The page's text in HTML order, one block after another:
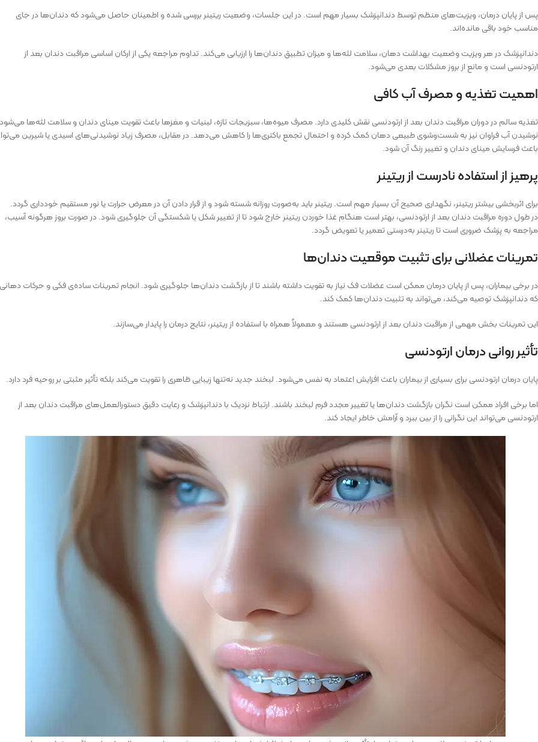
پس از پایان درمان، ویزیت‌های منظم توسط دندانپزشک بسیار مهم است. در این جلسات، وضعیت ریتینر بررسی شده و اطمینان حاصل می‌شود که دندان‌ها در جای
مناسب خود باقی مانده‌اند.
دندانپزشک در هر ویزیت وضعیت بهداشت دهان، سلامت لثه‌ها و میزان تطبیق دندان‌ها را ارزیابی می‌کند. تداوم مراجعه یکی از ارکان اساسی مراقبت دندان بعد از
ارتودنسی است و مانع از بروز مشکلات بعدی می‌شود.
اهمیت تغذیه و مصرف آب کافی
تغذیه سالم در دوران مراقبت دندان بعد از ارتودنسی نقش کلیدی دارد. مصرف میوه‌ها، سبزیجات تازه، لبنیات و مغزها باعث تقویت مینای دندان و سلامت لثه‌ها
نوشیدن آب فراوان نیز به شست‌وشوی طبیعی دهان کمک کرده و احتمال تجمع باکتری‌ها را کاهش می‌دهد. در مقابل، مصرف زیاد نوشیدنی‌های اسیدی یا شیرین
باعث فرسایش مینای دندان و تغییر رنگ آن شود.
پرهیز از استفاده نادرست از ریتینر
برای اثربخشی بیشتر ریتینر، نگهداری صحیح آن بسیار مهم است. ریتینر باید به‌صورت روزانه شسته شود و از قرار دادن آن در معرض حرارت یا نور مستقیم خودداری گردد.
در طول دوره مراقبت دندان بعد از ارتودنسی، بهتر است هنگام غذا خوردن ریتینر خارج شود تا از تغییر شکل یا شکستگی آن جلوگیری شود. در صورت بروز هرگونه آسیب،
مراجعه به پزشک ضروری است تا ریتینر به‌درستی تعمیر یا تعویض گردد.
تمرینات عضلانی برای تثبیت موقعیت دندان‌ها
در برخی بیماران، پس از پایان درمان ممکن است عضلات فک نیاز به تقویت داشته باشند تا از بازگشت دندان‌ها جلوگیری شود. انجام تمرینات ساده‌ی فکی و حرکات دهانی
که دندانپزشک توصیه می‌کند، می‌تواند به تثبیت دندان‌ها کمک کند.
این تمرینات بخش مهمی از مراقبت دندان بعد از ارتودنسی هستند و معمولاً همراه با استفاده از ریتینر، نتایج درمان را پایدار می‌سازند.
تأثیر روانی درمان ارتودنسی
پایان درمان ارتودنسی برای بسیاری از بیماران باعث افزایش اعتماد به نفس می‌شود. لبخند جدید نه‌تنها زیبایی ظاهری را تقویت می‌کند بلکه تأثیر مثبتی بر روحیه فرد دارد.
اما برخی افراد ممکن است نگران بازگشت دندان‌ها یا تغییر مجدد فرم لبخند باشند. ارتباط نزدیک با دندانپزشک و رعایت دقیق دستورالعمل‌های مراقبت دندان بعد از
ارتودنسی می‌تواند این نگرانی را از بین ببرد و آرامش خاطر ایجاد کند.